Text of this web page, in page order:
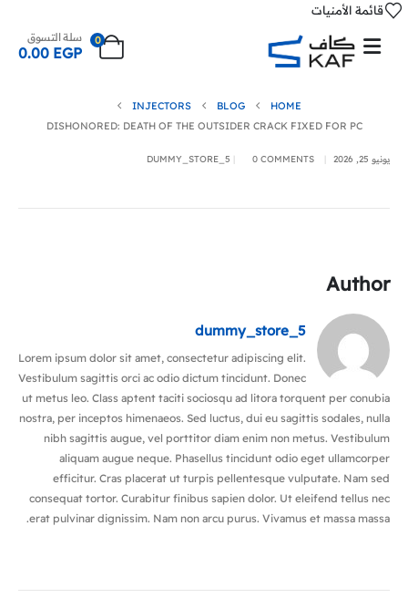
قائمة الأمنيات
0 سلة التسوق
0.00 EGP
HOME
BLOG
INJECTORS
DISHONORED: DEATH OF THE OUTSIDER CRACK FIXED FOR PC
يونيو 25, 2026 DUMMY_STORE_5 0 COMMENTS
Author
dummy_store_5
Lorem ipsum dolor sit amet, consectetur adipiscing elit.
Vestibulum sagittis orci ac odio dictum tincidunt. Donec
ut metus leo. Class aptent taciti sociosqu ad litora torquent per conubia
nostra, per inceptos himenaeos. Sed luctus, dui eu sagittis sodales, nulla
nibh sagittis augue, vel porttitor diam enim non metus. Vestibulum
aliquam augue neque. Phasellus tincidunt odio eget ullamcorper
efficitur. Cras placerat ut turpis pellentesque vulputate. Nam sed
consequat tortor. Curabitur finibus sapien dolor. Ut eleifend tellus nec
erat pulvinar dignissim. Nam non arcu purus. Vivamus et massa massa.